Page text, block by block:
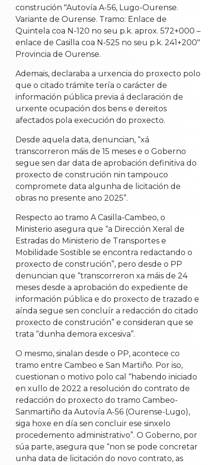
construción "Autovía A-56, Lugo-Ourense.
Variante de Ourense. Tramo: Enlace de
Quintela coa N-120 no seu p.k. aprox. 572+000 –
enlace de Casilla coa N-525 no seu p.k. 241+200"
Provincia de Ourense.
Ademais, declaraba a urxencia do proxecto polo
que o citado trámite tería o carácter de
información pública previa á declaración de
urxente ocupación dos bens e dereitos
afectados pola execución do proxecto.
Desde aquela data, denuncian, “xá
transcorreron máis de 15 meses e o Goberno
segue sen dar data de aprobación definitiva do
proxecto de construción nin tampouco
compromete data algunha de licitación de
obras no presente ano 2025”.
Respecto ao tramo A Casilla-Cambeo, o
Ministerio asegura que “a Dirección Xeral de
Estradas do Ministerio de Transportes e
Mobilidade Sostible se encontra redactando o
proxecto de construción”, pero desde o PP
denuncian que “transcorreron xa máis de 24
meses desde a aprobación do expediente de
información pública e do proxecto de trazado e
aínda segue sen concluír a redacción do citado
proxecto de construción” e consideran que se
trata “dunha demora excesiva”.
O mesmo, sinalan desde o PP, acontece co
tramo entre Cambeo e San Martiño. Por iso,
cuestionan o motivo polo cal “habendo iniciado
en xullo de 2022 a resolución do contrato de
redacción do proxecto do tramo Cambeo-
Sanmartiño da Autovía A-56 (Ourense-Lugo),
siga hoxe en día sen concluir ese sinxelo
procedemento administrativo”. O Goberno, por
súa parte, asegura que “non se pode concretar
unha data de licitación do novo contrato, as